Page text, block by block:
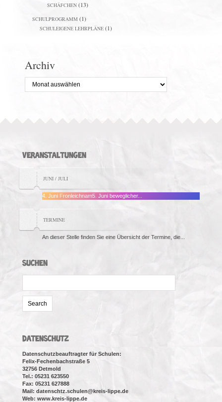
SCHÄFCHEN(13)
SCHULPROGRAMM(1)
SCHULEIGENE LEHRPLÄNE(1)
Archiv
Archiv
VERANSTALTUNGEN
JUNI / JULI
4. Juni Fronleichnam5. Juni beweglicher...
TERMINE
An dieser Stelle finden Sie eine Übersicht der Termine, die...
SUCHEN
DATENSCHUTZ
Datenschutzbeauftragter für Schulen:
Felix-Fechenbachstraße 5
32756 Detmold
Tel.: 05231 623550
Fax: 05231 627888
Mail: datenschtz.schulen@kreis-lippe.de
Web: www.kreis-lippe.de